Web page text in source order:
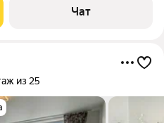
Чат
из 25